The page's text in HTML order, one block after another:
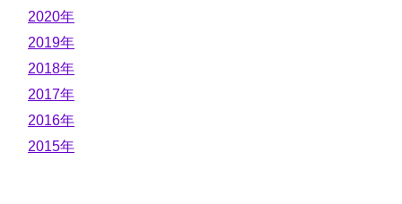
2020年
2019年
2018年
2017年
2016年
2015年